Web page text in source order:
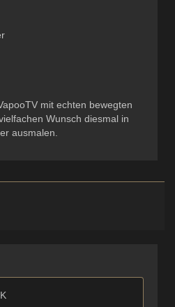
mit echten bewegten
Wunsch diesmal in
ausmalen.